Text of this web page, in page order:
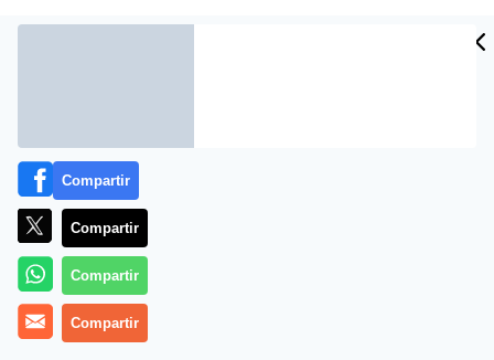
Nos ahorrran una nueva sesión de circo. El PP y PSOE
Compartir
Compartir
Compartir
Compartir